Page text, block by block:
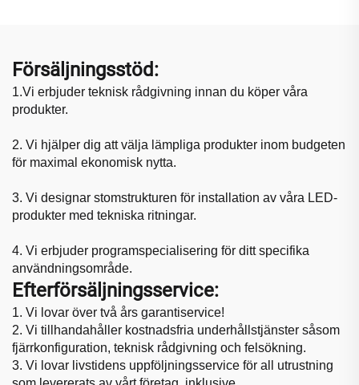
Försäljningsstöd:
1.Vi erbjuder teknisk rådgivning innan du köper våra
produkter.
2. Vi hjälper dig att välja lämpliga produkter inom budgeten
för maximal ekonomisk nytta.
3. Vi designar stomstrukturen för installation av våra LED-
produkter med tekniska ritningar.
4. Vi erbjuder programspecialisering för ditt specifika
användningsområde.
Efterförsäljningsservice:
1. Vi lovar över två års garantiservice!
2. Vi tillhandahåller kostnadsfria underhållstjänster såsom
fjärrkonfiguration, teknisk rådgivning och felsökning.
3. Vi lovar livstidens uppföljningsservice för all utrustning